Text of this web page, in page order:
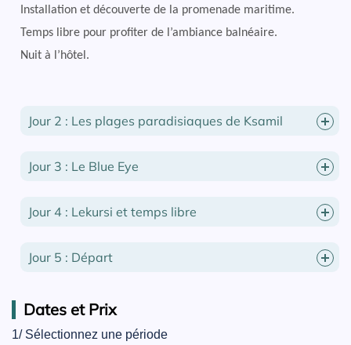
Installation et découverte de la promenade maritime.
Temps libre pour profiter de l’ambiance balnéaire.
Nuit à l’hôtel.
Jour 2 : Les plages paradisiaques de Ksamil
Jour 3 : Le Blue Eye
Jour 4 : Lekursi et temps libre
Jour 5 : Départ
Dates et Prix
1/ Sélectionnez une période